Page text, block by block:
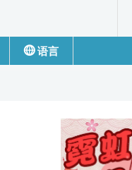
语言